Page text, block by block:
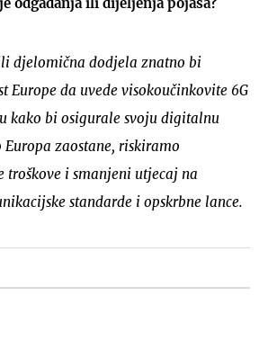
djelomična dodjela znatno bi
Europe da uvede visokoučinkovite 6G
kako bi osigurale svoju digitalnu
zaostane, riskiramo
troškove i smanjeni utjecaj na
standarde i opskrbne lance.